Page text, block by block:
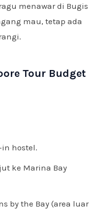
menawar di Bugis
mau, tetap ada
Tour Budget
hostel.
ke Marina Bay
by the Bay (area luar